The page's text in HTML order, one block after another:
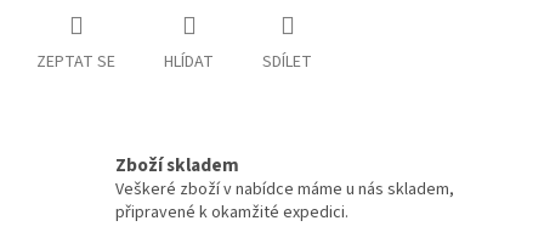
ZEPTAT SE HLÍDAT SDÍLET
Zboží skladem
Veškeré zboží v nabídce máme u nás skladem,
připravené k okamžité expedici.